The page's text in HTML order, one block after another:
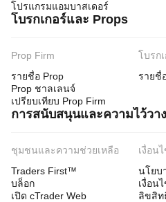
โปรแกรมแอมบาสเดอร์
โบรกเกอร์และ Props
Prop Firm
รายชื่อ Prop
Prop ชาลเลนจ์
เปรียบเทียบ Prop Firm
โบรก
รายชื่
การสนับสนุนและความไว้วา
ชุมชนและความช่วยเหลือ
Traders First™
บล็อก
เปิด cTrader Web
เงื่อน
นโยบ
เงื่อน
ลิขสิท